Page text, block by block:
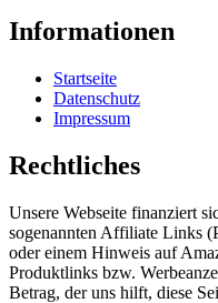
Informationen
Startseite
Datenschutz
Impressum
Rechtliches
Unsere Webseite finanziert
sogenannten Affiliate Links
oder einem Hinweis auf
Produktlinks bzw.
Betrag, der uns hilft, diese